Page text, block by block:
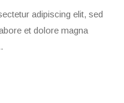
adipiscing elit, sed
et dolore magna